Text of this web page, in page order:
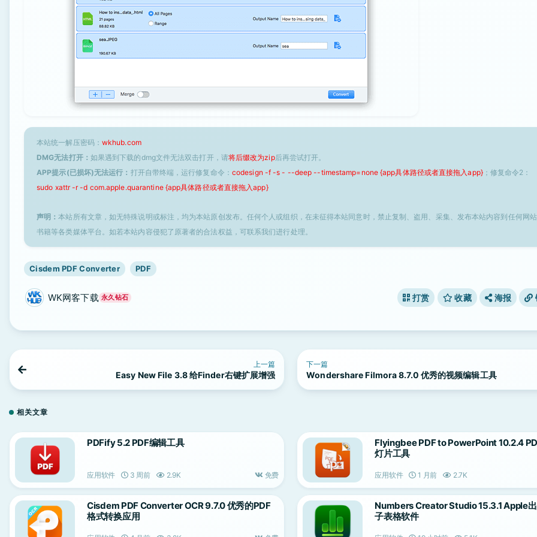
本站统一解压密码： wkhub.com
DMG无法打开： 如果遇到下载的dmg文件无法双击打开，请将后缀改为zip后再尝试打开。
APP提示(已损坏)无法运行： 打开自带终端，运行修复命令： codesign -f -s - --deep --timestamp=none {app具体路径或者直接拖入app}；修复命令2：
sudo xattr -r -d com.apple.quarantine {app具体路径或者直接拖入app}
声明：本站所有文章，如无特殊说明或标注，均为本站原创发布。任何个人或组织，在未征得本站同意时，禁止复制、盗用、采集、发布本站内容到任何网
书籍等各类媒体平台。如若本站内容侵犯了原著者的合法权益，可联系我们进行处理。
Cisdem PDF Converter PDF
WK网客下载 永久钻石 打赏 收藏 海报
上一篇
Easy New File 3.8 给Finder右键扩展增强
下一篇
Wondershare Filmora 8.7.0 优秀的视频编辑工具
相关文章
PDFify 5.2 PDF编辑工具
应用软件 3 周前 2.9K 免费
Flyingbee PDF to PowerPoint 10.2.4
灯片工具
应用软件 1 月前 2.7K
Cisdem PDF Converter OCR 9.7.0 优秀的PDF
格式转换应用
Numbers Creator Studio 15.3.1 Apple
子表格软件